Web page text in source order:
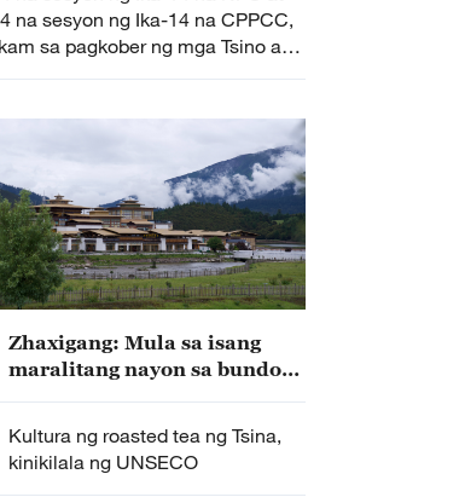
na sesyon ng Ika-14 na CPPCC,
sa pagkober ng mga Tsino at
mamamahayag
Zhaxigang: Mula sa isang
maralitang nayon sa bundok
Kultura ng roasted tea ng Tsina,
kinikilala ng UNSECO